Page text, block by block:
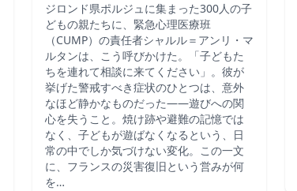
ジロンド県ポルジュに集まった300人の子
どもの親たちに、緊急心理医療班
（CUMP）の責任者シャルル＝アンリ・マ
ルタンは、こう呼びかけた。「子どもた
ちを連れて相談に来てください」。彼が
挙げた警戒すべき症状のひとつは、意外
なほど静かなものだった――遊びへの関
心を失うこと。焼け跡や避難の記憶では
なく、子どもが遊ばなくなるという、日
常の中でしか気づけない変化。この一文
に、フランスの災害復旧という営みが何
を…